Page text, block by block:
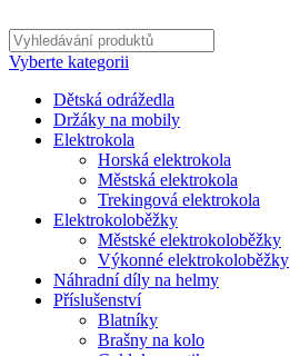
Vyberte kategorii
Dětská odrážedla
Držáky na mobily
Elektrokola
Horská elektrokola
Městská elektrokola
Trekingová elektrokola
Elektrokoloběžky
Městské elektrokoloběžky
Výkonné elektrokoloběžky
Náhradní díly na helmy
Příslušenství
Blatníky
Brašny na kolo